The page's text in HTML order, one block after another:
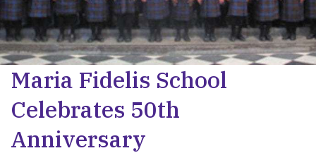
Maria Fidelis School
Celebrates 50th
Anniversary